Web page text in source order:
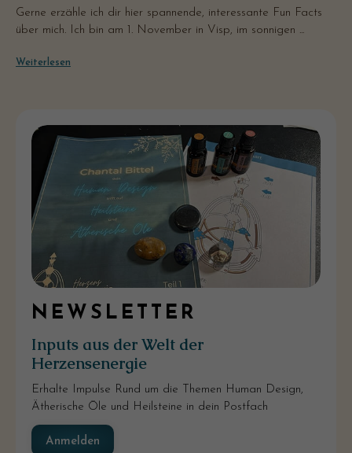
Gerne erzähle ich dir hier spannende, interessante Fun Facts
über mich. Ich bin am 1. November in Visp, im sonnigen ...
Weiterlesen
NEWSLETTER
Inputs aus der Welt der
Herzensenergie
Erhalte Impulse Rund um die Themen Human Design,
Ätherische Öle und Heilsteine in dein Postfach
Anmelden